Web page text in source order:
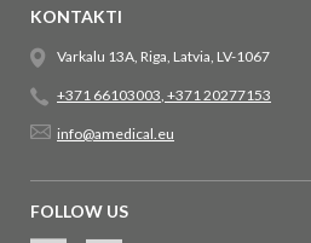
KONTAKTI
Varkalu 13A, Riga, Latvia, LV-1067
+371 66103003, +371 20277153
info@amedical.eu
FOLLOW US